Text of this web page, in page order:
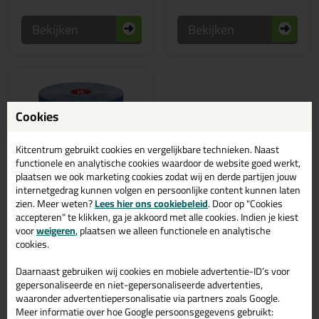
Bekijken Bekijken
KIP 333 Masker met
textieltape - 20mtr
Masker met hoogwaardige
textieltape voor een snelle
maskering op uiteenlopende
ondergronden
3,69
Cookies
Kitcentrum gebruikt cookies en vergelijkbare technieken. Naast
functionele en analytische cookies waardoor de website goed werkt,
plaatsen we ook marketing cookies zodat wij en derde partijen jouw
internetgedrag kunnen volgen en persoonlijke content kunnen laten
zien. Meer weten?Lees hier ons cookiebeleid. Door op "Cookies
accepteren" te klikken, ga je akkoord met alle cookies. Indien je kiest
voorweigeren, plaatsen we alleen functionele en analytische
cookies.
Daarnaast gebruiken wij cookies en mobiele advertentie-ID’s voor
gepersonaliseerde en niet-gepersonaliseerde advertenties,
waaronder advertentiepersonalisatie via partners zoals Google.
Meer informatie over hoe Google persoonsgegevens gebruikt: